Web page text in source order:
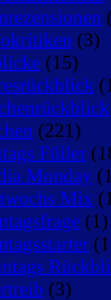
(3)
(15)
(221)
Füller
Monday
Mix
(1)
(3)